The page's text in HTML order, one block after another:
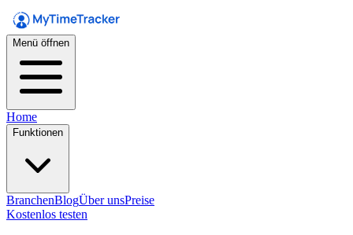
Menü öffnen
Home
Funktionen
BranchenBlogÜber unsPreise
Kostenlos testen